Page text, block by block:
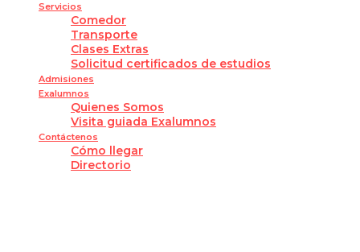
Servicios
Comedor
Transporte
Clases Extras
Solicitud certificados de estudios
Admisiones
Exalumnos
Quienes Somos
Visita guiada Exalumnos
Contáctenos
Cómo llegar
Directorio